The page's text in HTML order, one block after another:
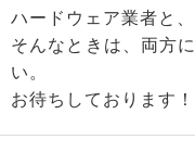
ハードウェア業者と
そんなときは、両方
い。
お待ちしております！